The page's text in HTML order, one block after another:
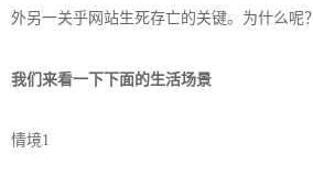
外另一关乎网站生死存亡的关键。为什么呢？
我们来看一下下面的生活场景
情境1